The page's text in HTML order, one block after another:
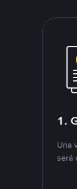
1.
Una
será